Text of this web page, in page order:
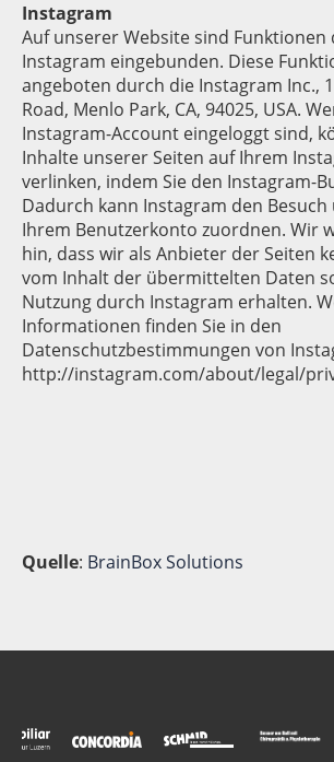
Instagram
Auf unserer Website sind Funktionen
Instagram eingebunden. Diese
angeboten durch die Instagram Inc.,
Road, Menlo Park, CA, 94025, USA.
Instagram-Account eingeloggt sind,
Inhalte unserer Seiten auf Ihrem
verlinken, indem Sie den Instagram-
Dadurch kann Instagram den Besuch
Ihrem Benutzerkonto zuordnen. Wir
hin, dass wir als Anbieter der Seiten
vom Inhalt der übermittelten Daten
Nutzung durch Instagram erhalten.
Informationen finden Sie in den
Datenschutzbestimmungen von
http://instagram.com/about/legal/
Quelle: BrainBox Solutions